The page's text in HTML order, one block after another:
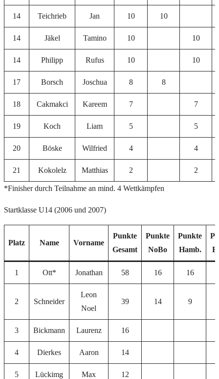
14 Teichrieb Jan 10 10
14 Jäkel Tamino 10 10
14 Philipp Rufus 10 10
17 Borsch Joschua 8 8
18 Cakmakci Kareem 7 7
19 Koch Liam 5 5
20 Böske Wilfried 4 4
21 Kokolelz Matthias 2 2
*Finisher durch Teilnahme an mind. 4 Wettkämpfen
Startklasse U14 (2006 und 2007)
Platz Name Vorname
Punkte
Gesamt
Punkte
NoBo
Punkte
Hamb.
1 Ott* Jonathan 58 16 16
2 Schneider
Leon
Noel
39 14 9
3 Bickmann Laurenz 16
4 Dierkes Aaron 14
5 Lückimg Max 12